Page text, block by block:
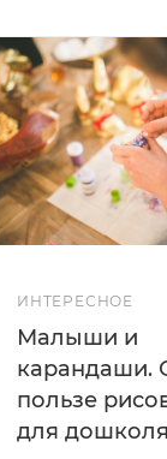
ИНТЕРЕСНОЕ
Малыши и
карандаши.
пользе
для